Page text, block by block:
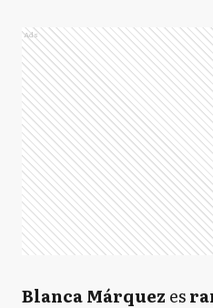
Ads
Blanca Márquez es